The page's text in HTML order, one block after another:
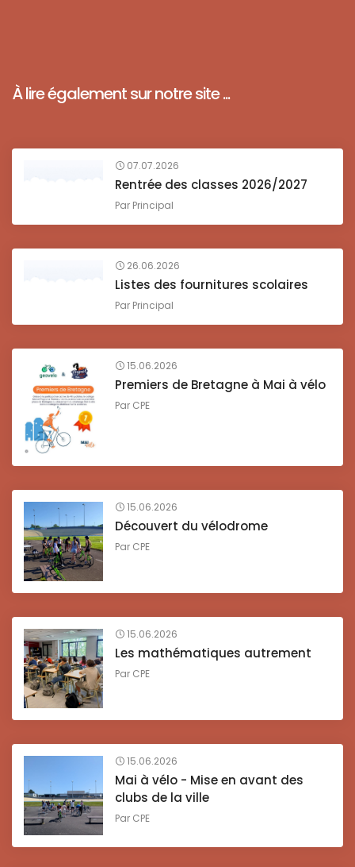
À lire également sur notre site ...
07.07.2026
Rentrée des classes 2026/2027
Par Principal
26.06.2026
Listes des fournitures scolaires
Par Principal
15.06.2026
Premiers de Bretagne à Mai à vélo
Par CPE
15.06.2026
Découvert du vélodrome
Par CPE
15.06.2026
Les mathématiques autrement
Par CPE
15.06.2026
Mai à vélo - Mise en avant des
clubs de la ville
Par CPE